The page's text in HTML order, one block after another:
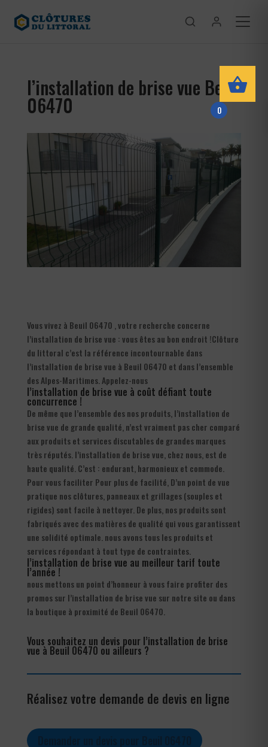
l’installation de brise vue Beuil
06470
Vous vivez à Beuil 06470 , votre recherche concerne
l’installation de brise vue : vous êtes au bon endroit !Clôture
du littoral c’est la référence incontournable dans
l’installation de brise vue à Beuil 06470 et dans l’ensemble
des Alpes-Maritimes. Appelez-nous
l’installation de brise vue à coût défiant toute
concurrence !
De même que l’ensemble des nos produits, l’installation de
brise vue de grande qualité, n’est vraiment pas cher comparé
aux produits et services discutables de grandes marques
très réputés. l’installation de brise vue, chez nous, est de
haute qualité. C’est : endurant, harmonieux et commode.
Pour vous faciliter Pour plus de facilité, D’un point de vue
pratique nos clôtures, panneaux et grillages (souples et
rigides) sont facile à nettoyer. De plus, nos produits sont
fabriqués avec des matières de qualité qui vous garantissent
une solidité optimale. nous avons tous les produits et
services répondant à tout type de contraintes.
l’installation de brise vue au meilleur tarif toute
l’année !
nous mettons un point d’honneur à vous faire profiter des
promos sur l’installation de brise vue sur notre site ou dans
la boutique à proximité de Beuil 06470.
Vous souhaitez un devis pour l’installation de brise
vue à Beuil 06470 ou ailleurs ?
Réalisez votre demande de devis en ligne
0